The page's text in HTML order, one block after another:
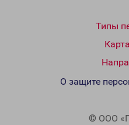
Типы
© ООО
О защите